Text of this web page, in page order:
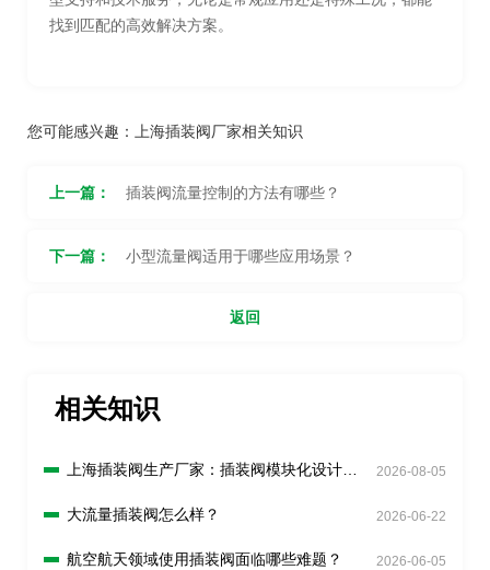
找到匹配的高效解决方案。
您可能感兴趣： 上海插装阀厂家相关知识
上一篇： 插装阀流量控制的方法有哪些？
下一篇： 小型流量阀适用于哪些应用场景？
返回
相关知识
上海插装阀生产厂家：插装阀模块化设计有
2026-08-05
大流量插装阀怎么样？ 2026-06-22
航空航天领域使用插装阀面临哪些难题？ 2026-06-05